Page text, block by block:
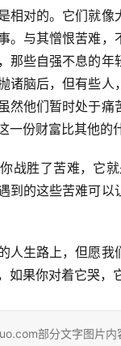
相对的。它们就
。与其憎恨苦难
那些自强不息的
诸脑后，但有些
然他们暂时处于
一份财富比其他的
战胜了苦难，它
到的这些苦难可
人生路上，但愿
如果你对着它哭，
部分文字图片